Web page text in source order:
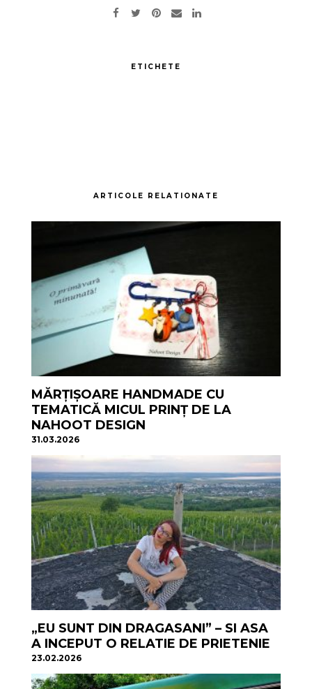
ETICHETE
ARTICOLE RELATIONATE
MĂRȚIȘOARE HANDMADE CU
TEMATICĂ MICUL PRINȚ DE LA
NAHOOT DESIGN
31.03.2026
„EU SUNT DIN DRAGASANI” – SI ASA
A INCEPUT O RELATIE DE PRIETENIE
23.02.2026